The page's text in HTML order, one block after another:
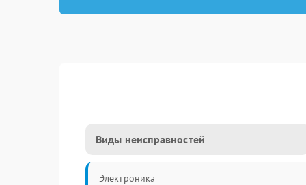
Виды неисправностей
Электроника